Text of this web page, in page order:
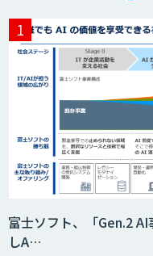
富士ソフト、「Gen.2
しA…